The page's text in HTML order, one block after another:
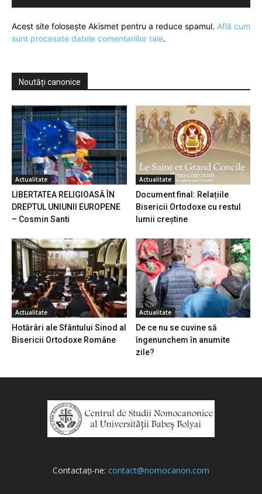
Acest site folosește Akismet pentru a reduce spamul. Află cum
sunt procesate datele comentariilor tale.
Noutăți canonice
Actualitate
LIBERTATEA RELIGIOASĂ ÎN
DREPTUL UNIUNII EUROPENE
– Cosmin Santi
Actualitate
Document final: Relațiile
Bisericii Ortodoxe cu restul
lumii creștine
Actualitate
Hotărâri ale Sfântului Sinod al
Bisericii Ortodoxe Române
Actualitate
De ce nu se cuvine să
îngenunchem în anumite
zile?
Contactați-ne: contact@nomocanon.com